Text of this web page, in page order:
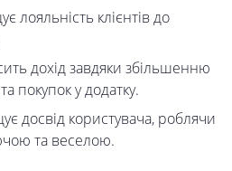
лояльність клієнтів до
дохід завдяки збільшенню
покупок у додатку.
досвід користувача, роблячи
та веселою.